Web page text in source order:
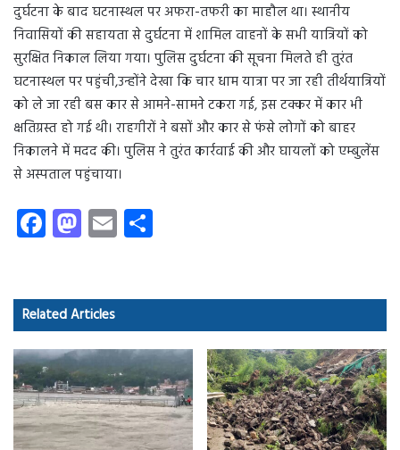
दुर्घटना के बाद घटनास्थल पर अफरा-तफरी का माहौल था। स्थानीय
निवासियों की सहायता से दुर्घटना में शामिल वाहनों के सभी यात्रियों को
सुरक्षित निकाल लिया गया। पुलिस दुर्घटना की सूचना मिलते ही तुरंत
घटनास्थल पर पहुंची,उन्होंने देखा कि चार धाम यात्रा पर जा रही तीर्थयात्रियों
को ले जा रही बस कार से आमने-सामने टकरा गई, इस टक्कर में कार भी
क्षतिग्रस्त हो गई थी। राहगीरों ने बसों और कार से फंसे लोगों को बाहर
निकालने में मदद की। पुलिस ने तुरंत कार्रवाई की और घायलों को एम्बुलेंस
से अस्पताल पहुंचाया।
Fa
ce
o
ok
M
as
d
o
n
E
m
Related Articles